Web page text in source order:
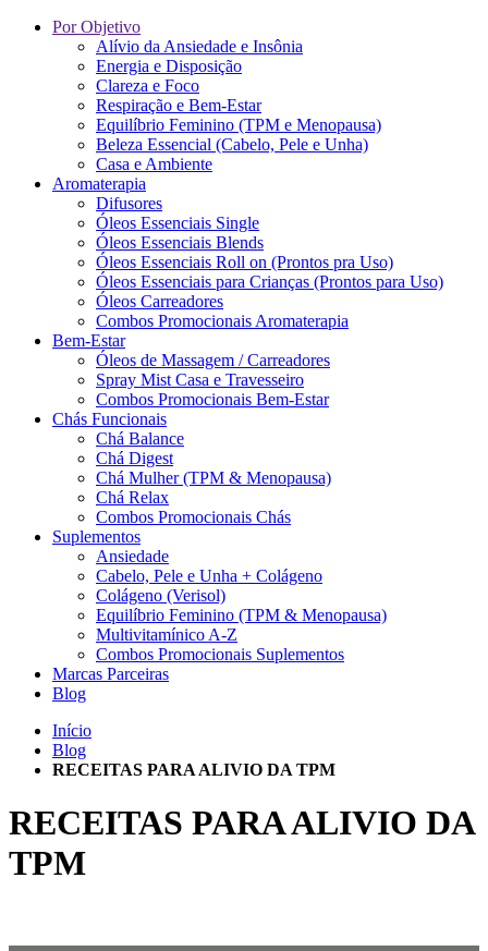
Por Objetivo
Alívio da Ansiedade e Insônia
Energia e Disposição
Clareza e Foco
Respiração e Bem-Estar
Equilíbrio Feminino (TPM e Menopausa)
Beleza Essencial (Cabelo, Pele e Unha)
Casa e Ambiente
Aromaterapia
Difusores
Óleos Essenciais Single
Óleos Essenciais Blends
Óleos Essenciais Roll on (Prontos pra Uso)
Óleos Essenciais para Crianças (Prontos para Uso)
Óleos Carreadores
Combos Promocionais Aromaterapia
Bem-Estar
Óleos de Massagem / Carreadores
Spray Mist Casa e Travesseiro
Combos Promocionais Bem-Estar
Chás Funcionais
Chá Balance
Chá Digest
Chá Mulher (TPM & Menopausa)
Chá Relax
Combos Promocionais Chás
Suplementos
Ansiedade
Cabelo, Pele e Unha + Colágeno
Colágeno (Verisol)
Equilíbrio Feminino (TPM & Menopausa)
Multivitamínico A-Z
Combos Promocionais Suplementos
Marcas Parceiras
Blog
Início
Blog
RECEITAS PARA ALIVIO DA TPM
RECEITAS PARA ALIVIO DA
TPM